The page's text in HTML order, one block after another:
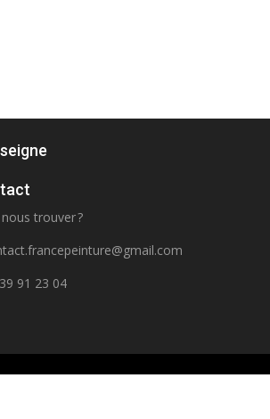
trouver ?
91 23 04